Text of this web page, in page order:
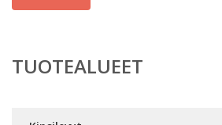
TUOTEALUEET